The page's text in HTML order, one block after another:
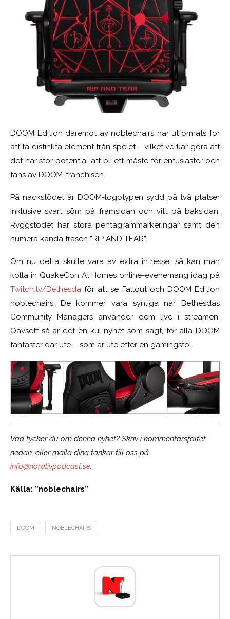
DOOM Edition däremot av noblechairs har utformats för
att ta distinkta element från spelet – vilket verkar göra att
det har stor potential att bli ett måste för entusiaster och
fans av DOOM-franchisen.
På nackstödet är DOOM-logotypen sydd på två platser
inklusive svart söm på framsidan och vitt på baksidan.
Ryggstödet har stora pentagrammarkeringar samt den
numera kända frasen ”RIP AND TEAR”.
Om nu detta skulle vara av extra intresse, så kan man
kolla in QuakeCon At Homes online-evenemang idag på
Twitch.tv/Bethesda för att se Fallout och DOOM Edition
noblechairs. De kommer vara synliga när Bethesdas
Community Managers använder dem live i streamen.
Oavsett så är det en kul nyhet som sagt, för alla DOOM
fantaster där ute – som är ute efter en gamingstol.
Vad tycker du om denna nyhet? Skriv i kommentarsfältet
nedan, eller maila dina tankar till oss på
info@nordlivpodcast.se.
Källa: ”noblechairs”
DOOM NOBLECHAIRS